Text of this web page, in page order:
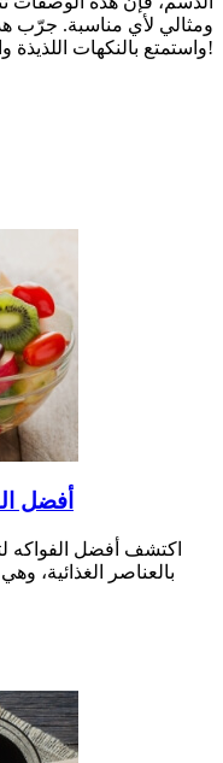
ومثالي لأي مناسبة. جرّب
واستمتع بالنكهات اللذيذة والمريحة التي تُضفيها على مائدتك!
أفضل
اكتشف أفضل الفواكه
بالعناصر الغذائية،